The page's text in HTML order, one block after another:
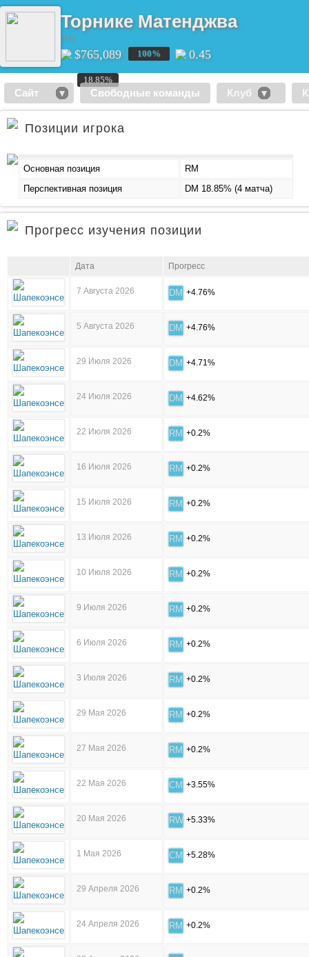
Торнике Матенджва
RM
$765,089 33 0.45
Сайт Свободные команды Клуб
Позиции игрока
100%
18.85%
100%
Основная позиция
RM
Перспективная позиция
DM 18.85% (4 матча)
Прогресс изучения позиции
Дата Прогресс
7 Августа 2026 DM +4.76%
5 Августа 2026 DM +4.76%
29 Июля 2026 DM +4.71%
24 Июля 2026 DM +4.62%
22 Июля 2026 RM +0.2%
16 Июля 2026 RM +0.2%
15 Июля 2026 RM +0.2%
13 Июля 2026 RM +0.2%
10 Июля 2026 RM +0.2%
9 Июля 2026 RM +0.2%
6 Июля 2026 RM +0.2%
3 Июля 2026 RM +0.2%
29 Мая 2026 RM +0.2%
27 Мая 2026 RM +0.2%
22 Мая 2026 CM +3.55%
20 Мая 2026 RW +5.33%
1 Мая 2026 CM +5.28%
29 Апреля 2026 RM +0.2%
24 Апреля 2026 RM +0.2%